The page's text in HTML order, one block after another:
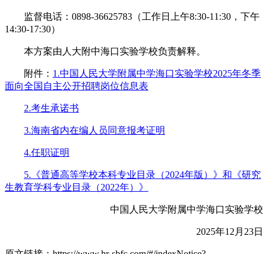
监督电话：0898-36625783（工作日上午8:30-11:30，下午
14:30-17:30）
本方案由人大附中海口实验学校负责解释。
附件： 1.中国人民大学附属中学海口实验学校2025年冬季
面向全国自主公开招聘岗位信息表
2.考生承诺书
3.海南省内在编人员同意报考证明
4.任职证明
5.《普通高等学校本科专业目录（2024年版）》和《研究
生教育学科专业目录（2022年）》
中国人民大学附属中学海口实验学校
2025年12月23日